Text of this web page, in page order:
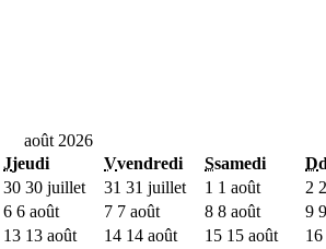
août 2026
Jjeudi Vvendredi Ssamedi D
30 30 juillet 31 31 juillet 1 1 août 2
6 6 août 7 7 août 8 8 août 9
13 13 août 14 14 août 15 15 août 16